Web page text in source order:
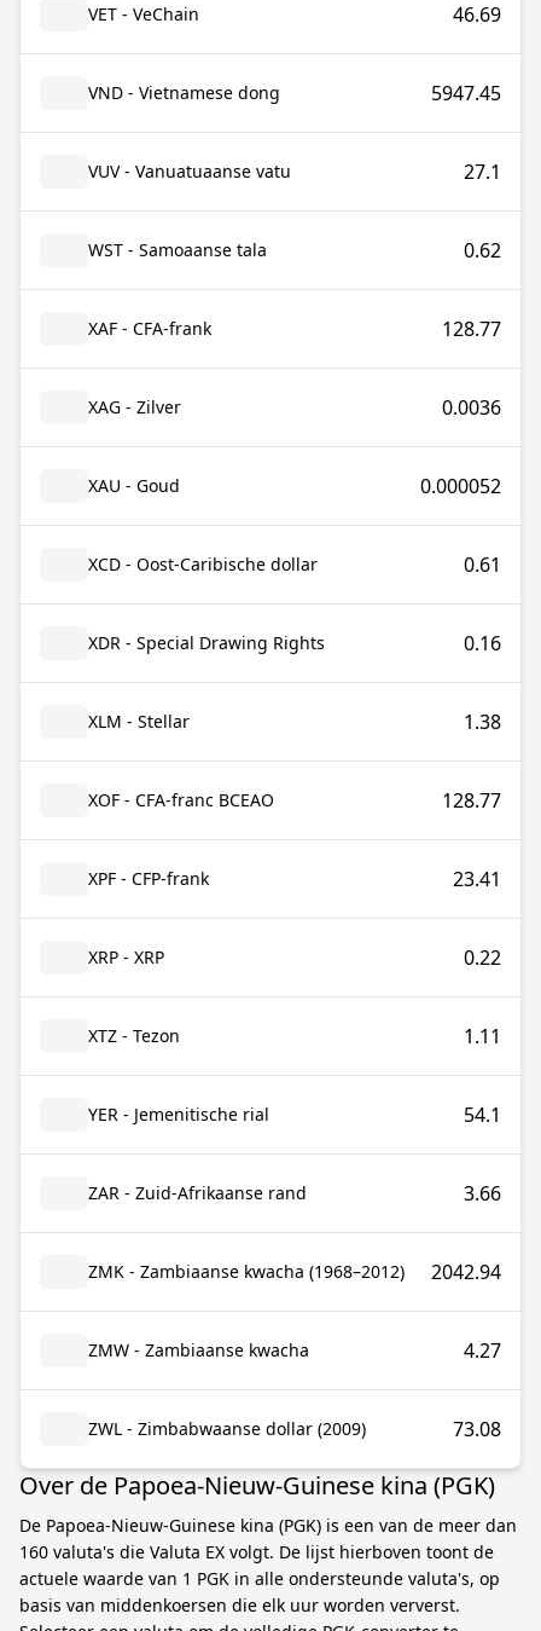
VET - VeChain 46.69
VND - Vietnamese dong 5947.45
VUV - Vanuatuaanse vatu 27.1
WST - Samoaanse tala 0.62
XAF - CFA-frank 128.77
XAG - Zilver 0.0036
XAU - Goud 0.000052
XCD - Oost-Caribische dollar 0.61
XDR - Special Drawing Rights 0.16
XLM - Stellar 1.38
XOF - CFA-franc BCEAO 128.77
XPF - CFP-frank 23.41
XRP - XRP 0.22
XTZ - Tezon 1.11
YER - Jemenitische rial 54.1
ZAR - Zuid-Afrikaanse rand 3.66
ZMK - Zambiaanse kwacha (1968–2012) 2042.94
ZMW - Zambiaanse kwacha 4.27
ZWL - Zimbabwaanse dollar (2009) 73.08
Over de Papoea-Nieuw-Guinese kina (PGK)
De Papoea-Nieuw-Guinese kina (PGK) is een van de meer dan
160 valuta's die Valuta EX volgt. De lijst hierboven toont de
actuele waarde van 1 PGK in alle ondersteunde valuta's, op
basis van middenkoersen die elk uur worden ververst.